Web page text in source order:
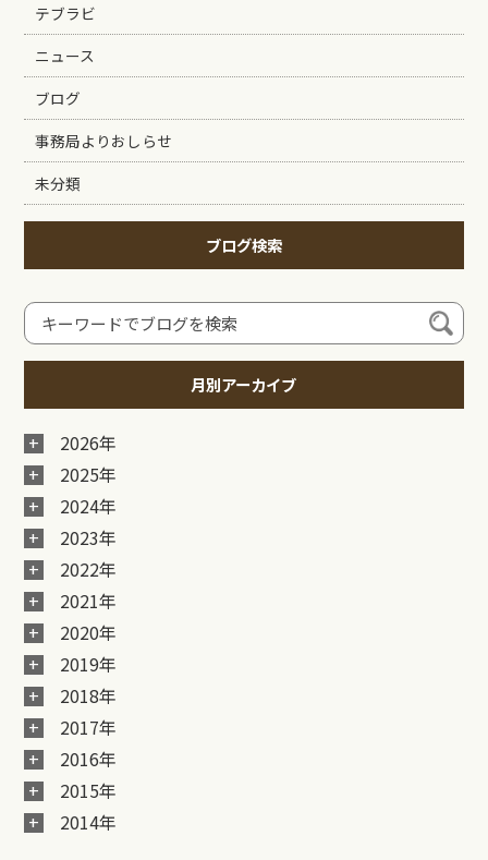
テブラビ
ニュース
ブログ
事務局よりおしらせ
未分類
ブログ検索
月別アーカイブ
2026年
2025年
2024年
2023年
2022年
2021年
2020年
2019年
2018年
2017年
2016年
2015年
2014年